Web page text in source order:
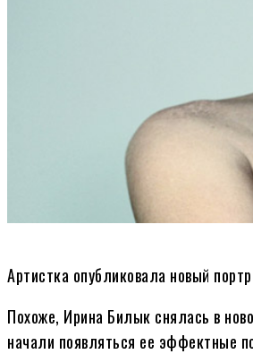
Артистка опубликовала новый
Похоже, Ирина Билык снялась в
начали появляться ее эффектные